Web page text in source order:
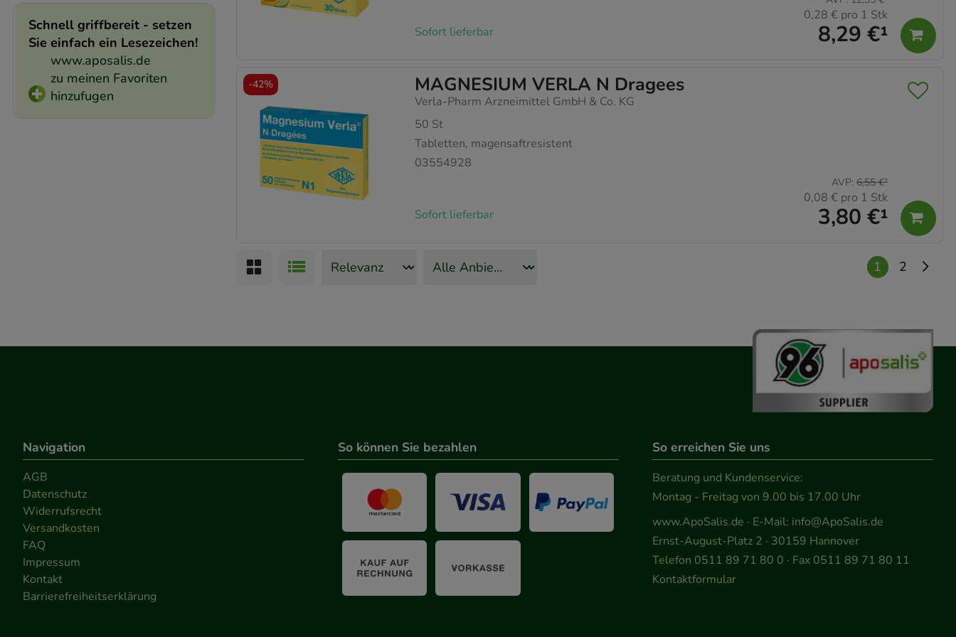
den Inhalt auf unserer Website aber auch die Werbung auf Drittseiten möglichst relevant für Sie zu
gestalten. Bitte beachten Sie, dass Daten hierfür teilweise an Dritte wie z.B. Google oder soziale
Sofort lieferbar 8,29 €¹
0,28 € pro 1 Stk
MAGNESIUM VERLA N Dragees
Verla-Pharm Arzneimittel GmbH & Co. KG
50 St
Tabletten, magensaftresistent
03554928
Sofort lieferbar 3,80 €¹
AVP: 6,55 €²
0,08 € pro 1 Stk
-42%
1 2
Schnell griffbereit - setzen
Sie einfach ein Lesezeichen!
www.aposalis.de
zu meinen Favoriten
hinzufugen
Navigation
AGB
Datenschutz
Widerrufsrecht
Versandkosten
FAQ
Impressum
Kontakt
Barrierefreiheitserklärung
So können Sie bezahlen So erreichen Sie uns
Beratung und Kundenservice:
Montag - Freitag von 9.00 bis 17.00 Uhr
www.ApoSalis.de · E-Mail: info@ApoSalis.de
Ernst-August-Platz 2 · 30159 Hannover
Telefon 0511 89 71 80 0 · Fax 0511 89 71 80 11
Kontaktformular